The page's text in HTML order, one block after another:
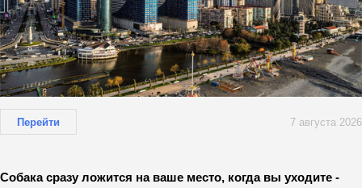
Перейти 7 августа 2026
Собака сразу ложится на ваше место, когда вы уходите -